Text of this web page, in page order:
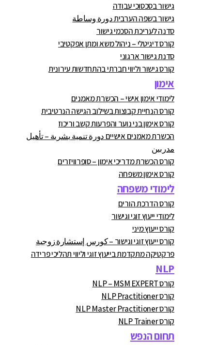
גישור בסכסוכי עבודה
גישור בשפה הערבית دورة وساطة
סדנה לעריכת הסכמי גישור
קורס דיגיטלי – ניהול משא ומתן אפקטיבי
סדנת גישור ארגוני
קורס גישור וליווי חברתי בהתחדשות עירונית
אימון
לימודי אימון אישי – הכשרת מאמנים
קורס הנחיית קבוצות בשילוב הגישה הנרטיבית
קורס אימון בני נוער והפרעות קשב וריכוז
הכשרת מאמנים אישיים دورة تنمية بشرية – تأهيل
مدربين
קורס הכשרת מדריכי אימון – סופרוויזרים
קורס אימון משפחה
לימודי משפחה
קורס הדרכת הורים
לימודי ייעוץ זוגי וגישור
קורס ייעוץ מיני
קורס ייעוץ זוגי וגישור – كورس إستشارة زوجية
פרקטיקה מתקדמת בייעוץ זוגי וליווי תהליכי פרידה
NLP
קורס NLP – MSM EXPERT
קורס NLP Practitioner
קורס NLP Master Practitioner
קורס NLP Trainer
תחום הנפש